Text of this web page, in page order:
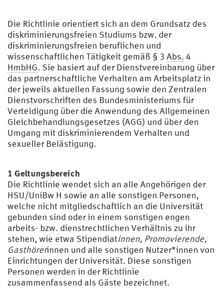
Die Richtlinie orientiert sich an dem Grundsatz des
diskriminierungsfreien Studiums bzw. der
diskriminierungsfreien beruflichen und
wissenschaftlichen Tätigkeit gemäß § 3 Abs. 4
HmbHG. Sie basiert auf der Dienstvereinbarung über
das partnerschaftliche Verhalten am Arbeitsplatz in
der jeweils aktuellen Fassung sowie den Zentralen
Dienstvorschriften des Bundesministeriums für
Verteidigung über die Anwendung des Allgemeinen
Gleichbehandlungsgesetzes (AGG) und über den
Umgang mit diskriminierendem Verhalten und
sexueller Belästigung.
1 Geltungsbereich
Die Richtlinie wendet sich an alle Angehörigen der
HSU/UniBw H sowie an alle sonstigen Personen,
welche nicht mitgliedschaftlich an die Universität
gebunden sind oder in einem sonstigen engen
arbeits- bzw. dienstrechtlichen Verhältnis zu ihr
stehen, wie etwa Stipendiatinnen, Promovierende,
Gasthörerinnen und alle sonstigen Nutzer*innen von
Einrichtungen der Universität. Diese sonstigen
Personen werden in der Richtlinie
zusammenfassend als Gäste bezeichnet.